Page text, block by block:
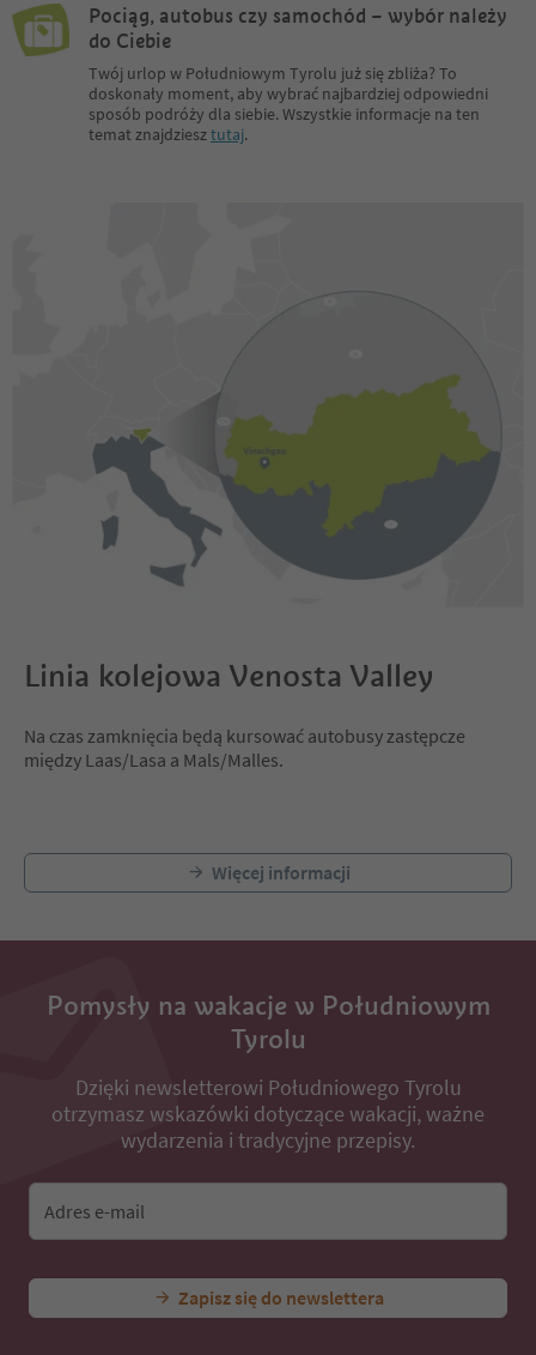
Pociąg, autobus czy samochód – wybór należy
do Ciebie
Twój urlop w Południowym Tyrolu już się zbliża? To
doskonały moment, aby wybrać najbardziej odpowiedni
sposób podróży dla siebie. Wszystkie informacje na ten
temat znajdziesztutaj.
Linia kolejowa Venosta Valley
Na czas zamknięcia będą kursować autobusy zastępcze
między Laas/Lasa a Mals/Malles.
Więcej informacji
Pomysły na wakacje w Południowym
Tyrolu
Dzięki newsletterowi Południowego Tyrolu
otrzymasz wskazówki dotyczące wakacji, ważne
wydarzenia i tradycyjne przepisy.
Adres e-mail
Zapisz się do newslettera